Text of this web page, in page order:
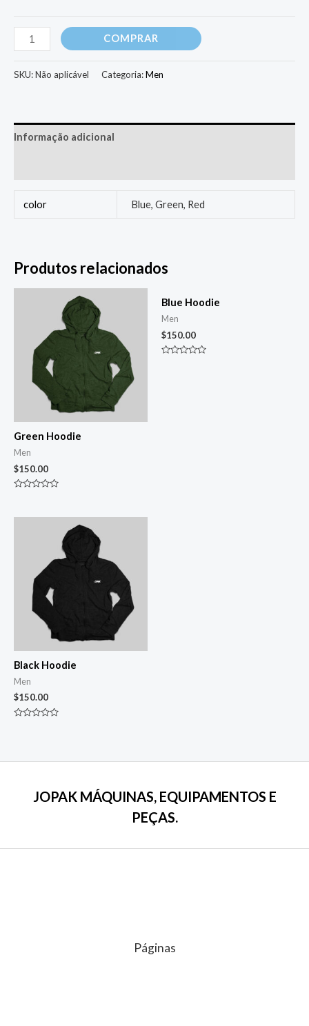
COMPRAR
SKU:Não aplicável Categoria:Men
Informação adicional
color Blue, Green, Red
Produtos relacionados
Green Hoodie
Men
$150.00
Blue Hoodie
Men
$150.00
Black Hoodie
Men
$150.00
JOPAK MÁQUINAS, EQUIPAMENTOS E
PEÇAS.
Páginas